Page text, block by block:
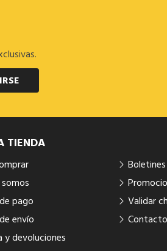
TIENDA
pago
envío
y devoluciones
Validar
Contacto